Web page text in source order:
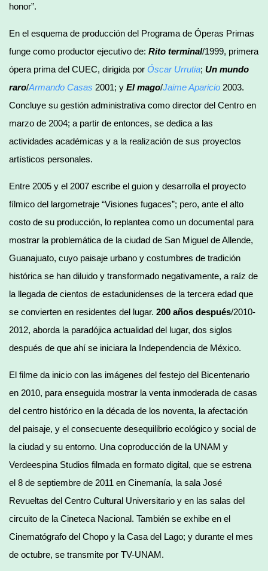
honor”.
En el esquema de producción del Programa de Óperas Primas
funge como productor ejecutivo de: Rito terminal/1999, primera
ópera prima del CUEC, dirigida por Óscar Urrutia; Un mundo
raro/Armando Casas 2001; y El mago/Jaime Aparicio 2003.
Concluye su gestión administrativa como director del Centro en
marzo de 2004; a partir de entonces, se dedica a las
actividades académicas y a la realización de sus proyectos
artísticos personales.
Entre 2005 y el 2007 escribe el guion y desarrolla el proyecto
fílmico del largometraje “Visiones fugaces”; pero, ante el alto
costo de su producción, lo replantea como un documental para
mostrar la problemática de la ciudad de San Miguel de Allende,
Guanajuato, cuyo paisaje urbano y costumbres de tradición
histórica se han diluido y transformado negativamente, a raíz de
la llegada de cientos de estadunidenses de la tercera edad que
se convierten en residentes del lugar. 200 años después/2010-
2012, aborda la paradójica actualidad del lugar, dos siglos
después de que ahí se iniciara la Independencia de México.
El filme da inicio con las imágenes del festejo del Bicentenario
en 2010, para enseguida mostrar la venta inmoderada de casas
del centro histórico en la década de los noventa, la afectación
del paisaje, y el consecuente desequilibrio ecológico y social de
la ciudad y su entorno. Una coproducción de la UNAM y
Verdeespina Studios filmada en formato digital, que se estrena
el 8 de septiembre de 2011 en Cinemanía, la sala José
Revueltas del Centro Cultural Universitario y en las salas del
circuito de la Cineteca Nacional. También se exhibe en el
Cinematógrafo del Chopo y la Casa del Lago; y durante el mes
de octubre, se transmite por TV-UNAM.